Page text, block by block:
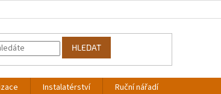
HLEDAT
Instalatérství Ruční nářadí